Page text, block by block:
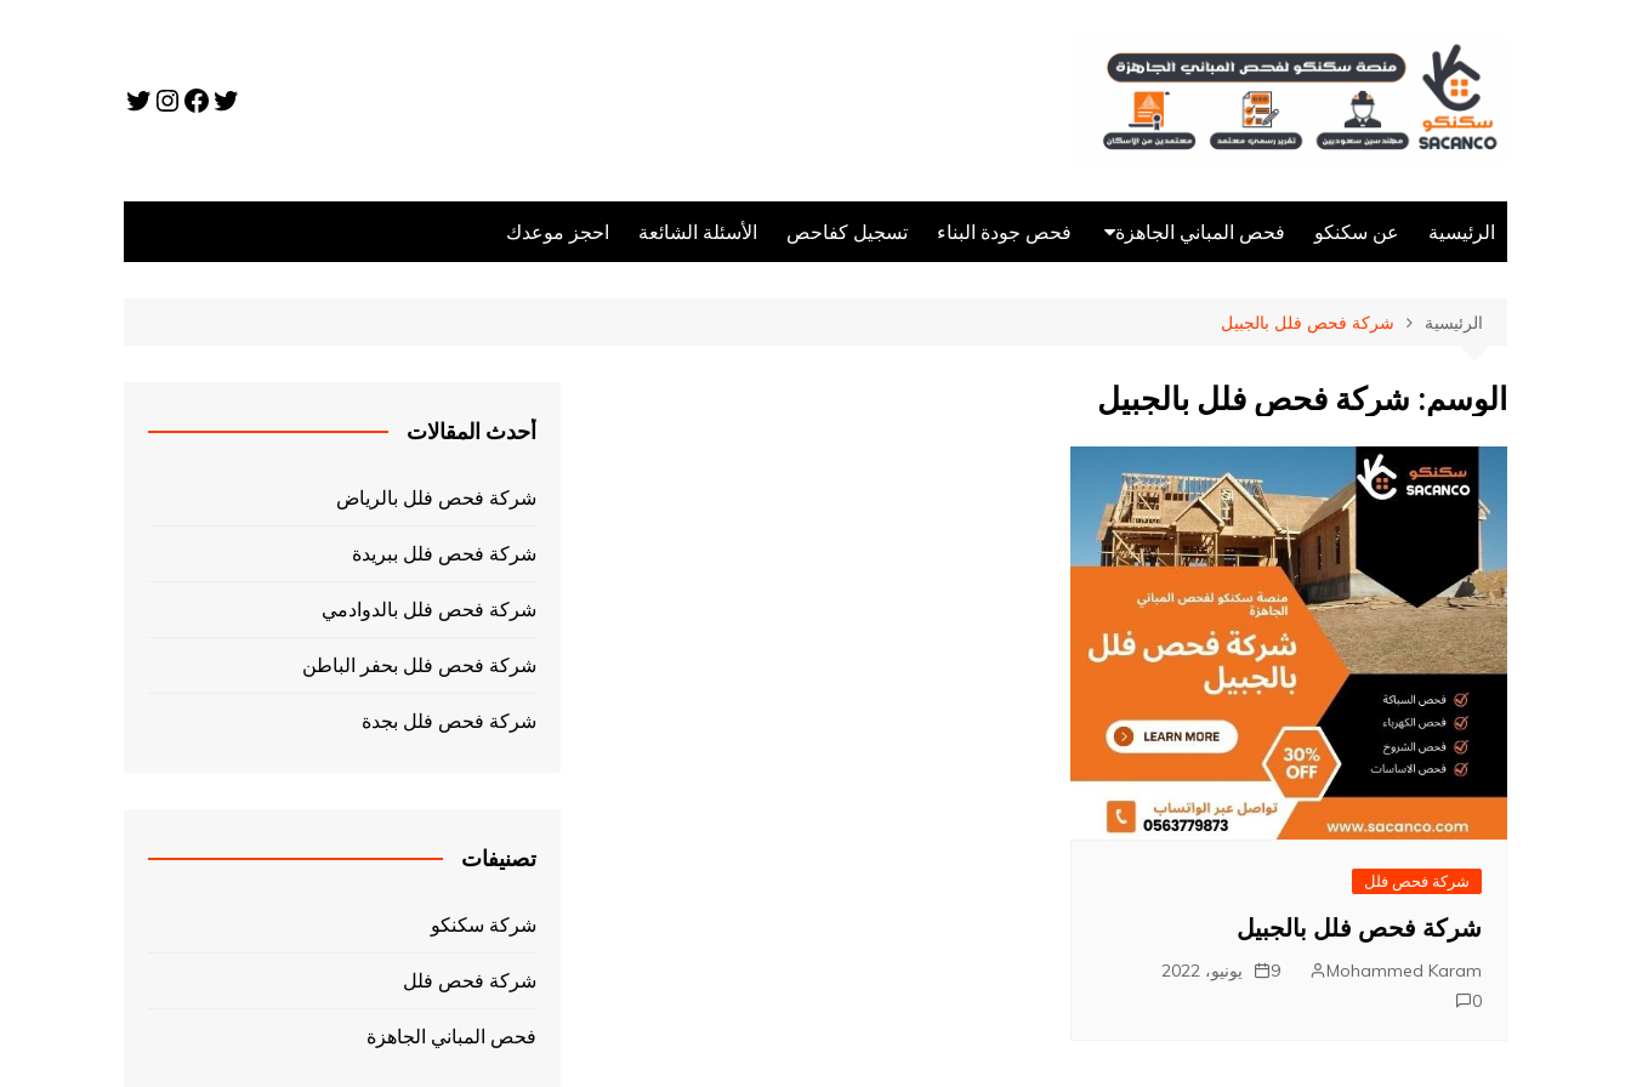
تويترفيسبوك
إنستجرام
تويتر
الرئيسية عن سكنكو فحص المباني الجاهزة
شركة فحص مباني
فحص جودة البناء تسجيل كفاحص الأسئلة الشائعة احجز موعدك
الرئيسية شركة فحص فلل بالجبيل
الوسم: شركة فحص فلل بالجبيل
شركة فحص فلل
شركة فحص فلل بالجبيل
Mohammed Karam
9 يونيو، 2022
0
أحدث المقالات
شركة فحص فلل بالرياض
شركة فحص فلل ببريدة
شركة فحص فلل بالدوادمي
شركة فحص فلل بحفر الباطن
شركة فحص فلل بجدة
تصنيفات
شركة سكنكو
شركة فحص فلل
فحص المباني الجاهزة